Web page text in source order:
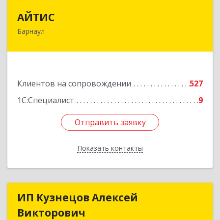
АЙТИС
Барнаул
Клиентов на сопровождении
527
1С:Специалист
9
Отправить заявку
Показать контакты
656067, Алтайский край, Барнаул г, Взлетная ул,
Отправить заявку
Назад
ИП Кузнецов Алексей
Викторович
ИП Кузнецов Алексей